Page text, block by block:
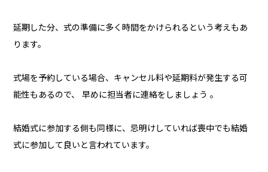
延期した分、式の準備に多く時間をかけられるという考えもあ
ります。
式場を予約している場合、キャンセル料や延期料が発生する可
能性もあるので、 早めに担当者に連絡をしましょう 。
結婚式に参加する側も同様に、忌明けしていれば喪中でも結婚
式に参加して良いと言われています。